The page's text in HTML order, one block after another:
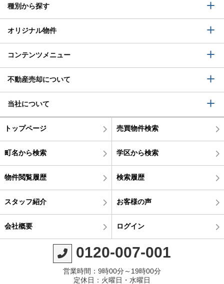
種別から探す
オリジナル物件
コンテンツメニュー
不動産売却について
当社について
トップページ 売買物件検索
町名から検索 学区から検索
物件閲覧履歴 検索履歴
スタッフ紹介 お客様の声
会社概要 ログイン
0120-007-001
営業時間：9時00分～19時00分
定休日：火曜日・水曜日